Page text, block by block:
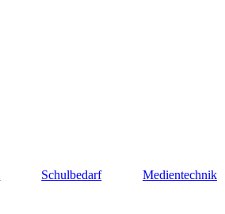
Schulbedarf Medientechnik